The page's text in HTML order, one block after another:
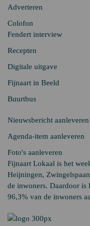
Adverteren
Colofon
Fendert interview
Recepten
Digitale uitgave
Fijnaart in Beeld
Buurtbus
Nieuwsbericht aanleveren
Agenda-item aanleveren
Foto's aanleveren
Fijnaart Lokaal is het
Heijningen,
de inwoners. Daardoor
96,3% van de inwoners